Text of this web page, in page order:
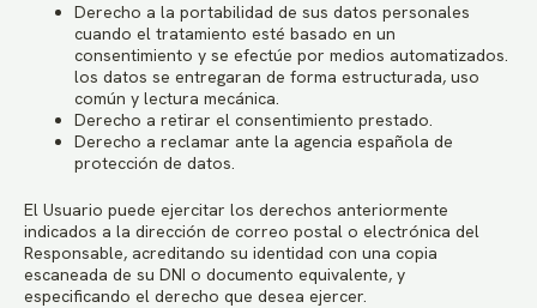
Derecho a la portabilidad de sus datos personales
cuando el tratamiento esté basado en un
consentimiento y se efectúe por medios automatizados.
los datos se entregaran de forma estructurada, uso
común y lectura mecánica.
Derecho a retirar el consentimiento prestado.
Derecho a reclamar ante la agencia española de
protección de datos.
El Usuario puede ejercitar los derechos anteriormente
indicados a la dirección de correo postal o electrónica del
Responsable, acreditando su identidad con una copia
escaneada de su DNI o documento equivalente, y
especificando el derecho que desea ejercer.